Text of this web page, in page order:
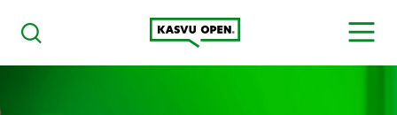
Haku
Kasvu Open
MENU